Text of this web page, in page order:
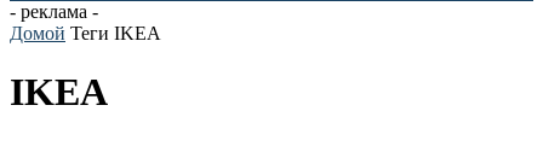
- реклама -
Домой Теги IKEA
IKEA